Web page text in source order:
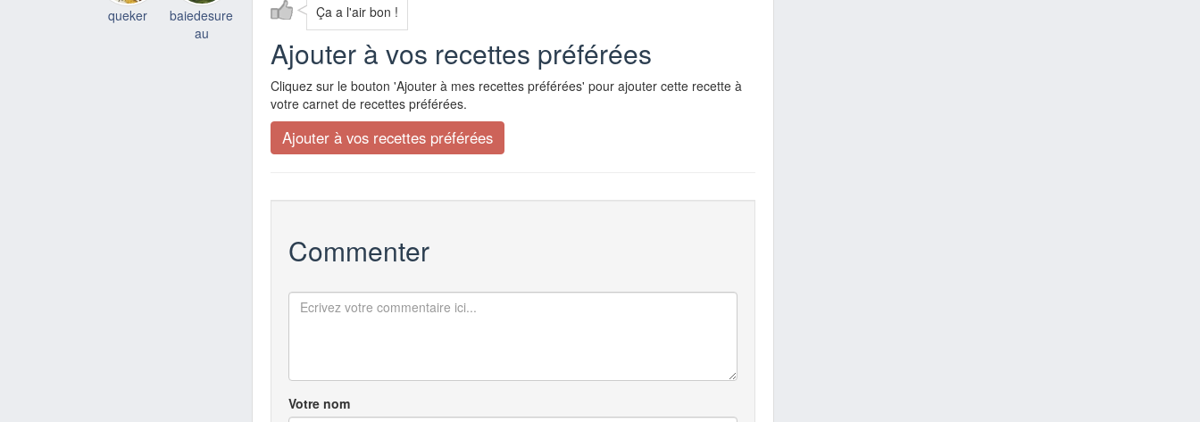
Ça a l'air bon !
Ajouter à vos recettes préférées
Cliquez sur le bouton 'Ajouter à mes recettes préférées' pour ajouter cette recette à
votre carnet de recettes préférées.
Commenter
Votre nom
queker
baiedesure
au